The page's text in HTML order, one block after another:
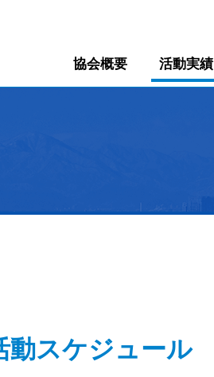
協会概要 活動実績
動スケジュール